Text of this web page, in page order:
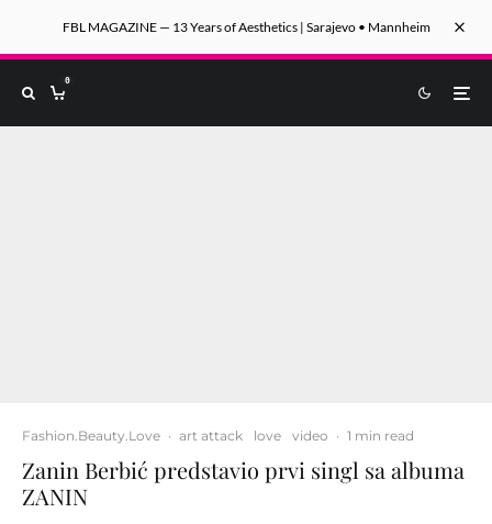
FBL MAGAZINE — 13 Years of Aesthetics | Sarajevo • Mannheim
0
Fashion.Beauty.Love · art attack love video · 1 min read
Zanin Berbić predstavio prvi singl sa albuma
ZANIN